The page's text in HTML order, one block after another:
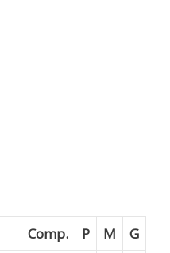
Comp. P M G